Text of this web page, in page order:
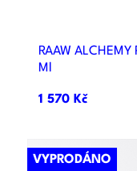

RAAW
Ml
1 570 Kč
VYPRODÁNO